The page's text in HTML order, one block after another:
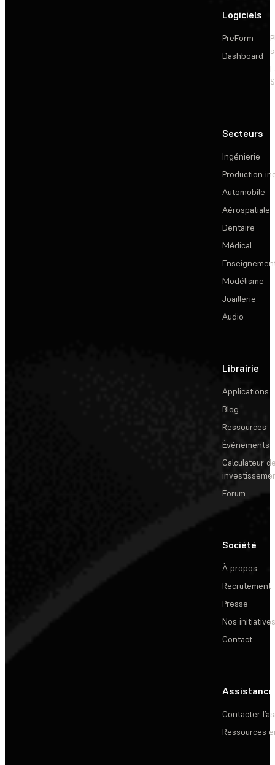
Logiciels
PreForm
Dashboard
Secteurs
Ingénierie
Production
Automobile
Aérospatiale
Dentaire
Médical
Modélisme
Joaillerie
Audio
Librairie
Applications
Blog
Ressources
Événements
Calculateur
Forum
Société
À propos
Recrutement
Presse
Nos initiatives
Contact
Assistance
Contacter
Ressources